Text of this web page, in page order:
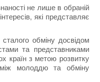
не лише в обраній
які представляє
обміну досвідом
та представниками
країн з метою розвитку
між молоддю та обміну